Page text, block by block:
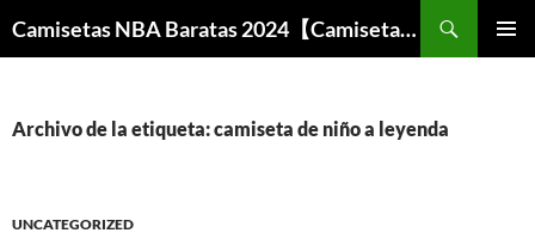
Camisetas NBA Baratas 2024【Camisetas Especiales Baloncesto】
Archivo de la etiqueta: camiseta de niño a leyenda
UNCATEGORIZED